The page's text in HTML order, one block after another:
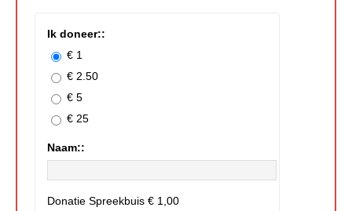
Ik doneer::
€ 1
€ 2.50
€ 5
€ 25
Naam::
Donatie Spreekbuis € 1,00